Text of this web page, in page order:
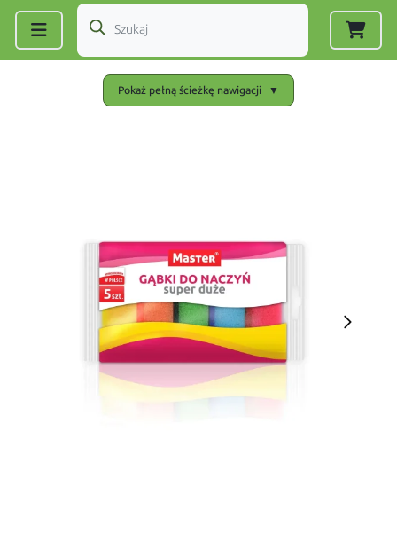
Pokaż pełną ścieżkę nawigacji ▼